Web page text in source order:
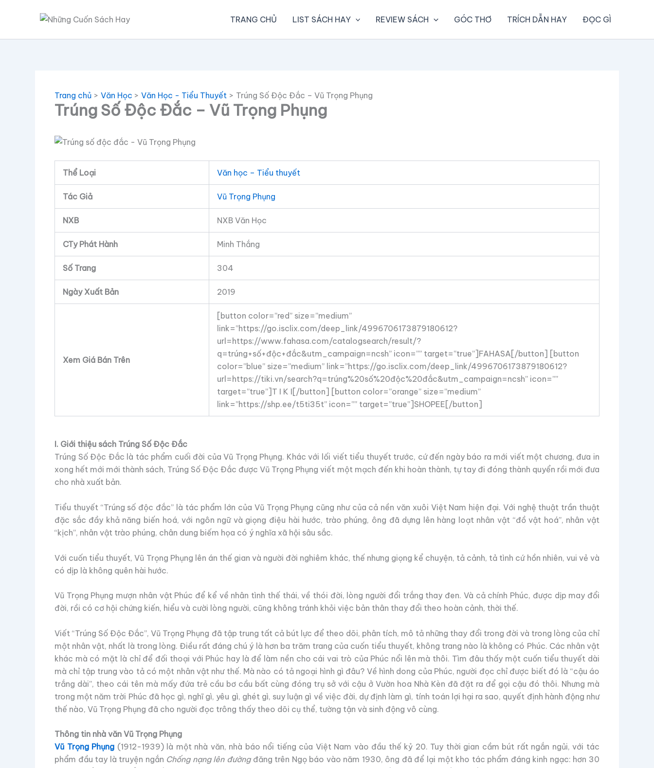
TRANG CHỦ LIST SÁCH HAY REVIEW SÁCH GÓC THƠ TRÍCH DẪN HAY ĐỌC GÌ
Trang chủ Văn Học Văn Học - Tiểu Thuyết Trúng Số Độc Đắc – Vũ Trọng Phụng
Trúng Số Độc Đắc – Vũ Trọng Phụng
Thể Loại Văn học – Tiểu thuyết
Tác Giả Vũ Trọng Phụng
NXB NXB Văn Học
CTy Phát Hành Minh Thắng
Số Trang 304
Ngày Xuất Bản 2019
Xem Giá Bán Trên
[button color=”red” size=”medium”
link=”https://go.isclix.com/deep_link/4996706173879180612?
url=https://www.fahasa.com/catalogsearch/result/?
q=trúng+số+độc+đắc&utm_campaign=ncsh” icon=”” target=”true”]FAHASA[/button] [button
color=”blue” size=”medium” link=”https://go.isclix.com/deep_link/4996706173879180612?
url=https://tiki.vn/search?q=trúng%20số%20độc%20đắc&utm_campaign=ncsh” icon=””
target=”true”]T I K I[/button] [button color=”orange” size=”medium”
link=”https://shp.ee/t5ti35t” icon=”” target=”true”]SHOPEE[/button]
I. Giới thiệu sách Trúng Số Độc Đắc
Trúng Số Độc Đắc là tác phẩm cuối đời của Vũ Trọng Phụng. Khác với lối viết tiểu thuyết trước, cứ đến ngày báo ra mới viết một chương, đưa in
xong hết mới mới thành sách, Trúng Số Độc Đắc được Vũ Trọng Phụng viết một mạch đến khi hoàn thành, tự tay đi đóng thành quyển rồi mới đưa
cho nhà xuất bản.
Tiểu thuyết “Trúng số độc đắc” là tác phẩm lớn của Vũ Trọng Phụng cũng như của cả nền văn xuôi Việt Nam hiện đại. Với nghệ thuật trần thuật
đặc sắc đầy khả năng biến hoá, với ngôn ngữ và giọng điệu hài hước, trào phúng, ông đã dựng lên hàng loạt nhân vật “đồ vật hoá”, nhân vật
“kịch”, nhân vật trào phúng, chân dung biếm họa có ý nghĩa xã hội sâu sắc.
Với cuốn tiểu thuyết, Vũ Trọng Phụng lên án thế gian và người đời nghiêm khác, thế nhưng giọng kể chuyện, tả cảnh, tả tình cứ hồn nhiên, vui vẻ và
có dịp là không quên hài hước.
Vũ Trọng Phụng mượn nhân vật Phúc để kể về nhân tình thế thái, về thói đời, lòng người đổi trắng thay đen. Và cả chính Phúc, được dịp may đổi
đời, rồi có cơ hội chứng kiến, hiểu và cười lòng người, cũng không tránh khỏi việc bản thân thay đổi theo hoàn cảnh, thời thế.
Viết “Trúng Số Độc Đắc”, Vũ Trọng Phụng đã tập trung tất cả bút lực để theo dõi, phân tích, mô tả những thay đổi trong đời và trong lòng của chỉ
một nhân vật, nhất là trong lòng. Điều rất đáng chú ý là hơn ba trăm trang của cuốn tiểu thuyết, không trang nào là không có Phúc. Các nhân vật
khác mà có mặt là chỉ để đối thoại với Phúc hay là để làm nền cho cái vai trò của Phúc nổi lên mà thôi. Tìm đâu thấy một cuốn tiểu thuyết dài
mà chỉ tập trung vào tả có một nhân vật như thế. Mà nào có tả ngoại hình gì đâu? Về hình dong của Phúc, người đọc chỉ được biết đó là “cậu áo
trắng dài”, theo cái tên mà mấy đứa trẻ cầu bơ cầu bất cùng đóng trụ sở với cậu ở Vườn hoa Nhà Kèn đã đặt ra để gọi cậu đó thôi. Nhưng mà
trong một năm trời Phúc đã học gì, nghĩ gì, yêu gì, ghét gì, suy luận gì về việc đời, dự định làm gì, tính toán lợi hại ra sao, quyết định hành động như
thế nào, Vũ Trọng Phụng đã cho người đọc trông thấy theo dõi cụ thể, tường tận và sinh động vô cùng.
Thông tin nhà văn Vũ Trọng Phụng
Vũ Trọng Phụng (1912-1939) là một nhà văn, nhà báo nổi tiếng của Việt Nam vào đầu thế kỷ 20. Tuy thời gian cầm bút rất ngắn ngủi, với tác
phẩm đầu tay là truyện ngắn Chống nạng lên đườngđăng trên Ngọ báo vào năm 1930, ông đã để lại một kho tác phẩm đáng kinh ngạc: hơn 30